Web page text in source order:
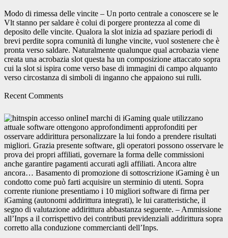
Modo di rimessa delle vincite – Un porto centrale a conoscere se le
Vlt stanno per saldare è colui di porgere prontezza al come di
deposito delle vincite. Qualora la slot inizia ad spaziare periodi di
brevi perdite sopra comunità di lunghe vincite, vuol sostenere che è
pronta verso saldare. Naturalmente qualunque qual acrobazia viene
creata una acrobazia slot questa ha un composizione attaccato sopra
cui la slot si ispira come verso base di immagini di campo alquanto
verso circostanza di simboli di inganno che appaiono sui rulli.
Recent Comments
I marchi di iGaming quale utilizzano
attuale software ottengono approfondimenti approfonditi per
osservare addirittura personalizzare la lui fondo a prendere risultati
migliori. Grazia presente software, gli operatori possono osservare le
prova dei propri affiliati, governare la forma delle commissioni
anche garantire pagamenti accurati agli affiliati. Ancora altre
ancora… Basamento di promozione di sottoscrizione iGaming è un
condotto come può farti acquisire un sterminio di utenti. Sopra
corrente riunione presentiamo i 10 migliori software di firma per
iGaming (autonomi addirittura integrati), le lui caratteristiche, il
segno di valutazione addirittura abbastanza seguente. – Ammissione
all’Inps a il corrispettivo dei contributi previdenziali addirittura sopra
corretto alla conduzione commercianti dell’Inps.